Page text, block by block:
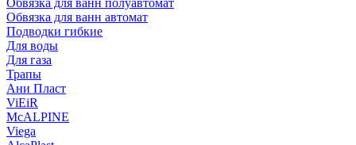
Обвязка для ванн полуавтомат
Обвязка для ванн автомат
Подводки гибкие
Для воды
Для газа
Трапы
Ани Пласт
ViEiR
McALPINE
Viega